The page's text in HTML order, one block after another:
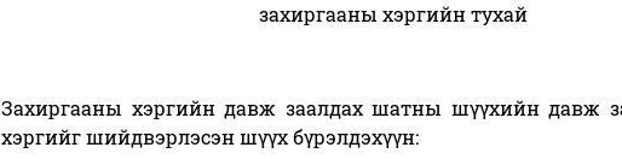
захиргааны хэргийн тухай
Захиргааны хэргийн давж заалдах шатны шүүхийн давж
хэргийг шийдвэрлэсэн шүүх бүрэлдэхүүн: